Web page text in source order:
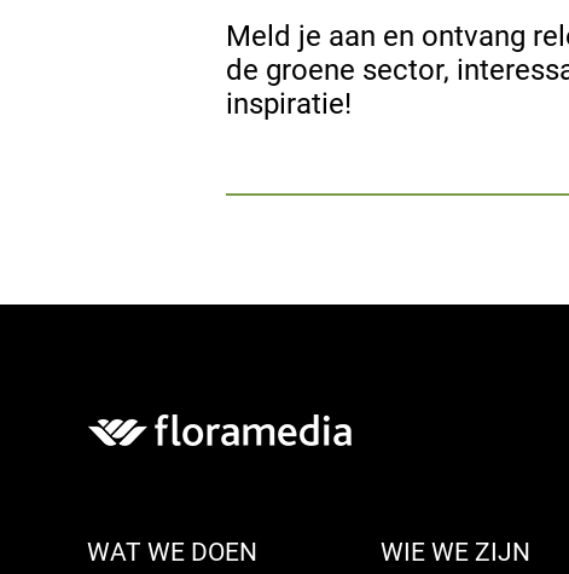
Meld je aan en ontvang
de groene sector,
inspiratie!
WAT WE DOEN WIE WE ZIJN